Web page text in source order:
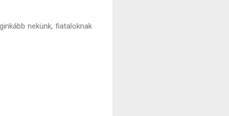
nekünk, fiataloknak